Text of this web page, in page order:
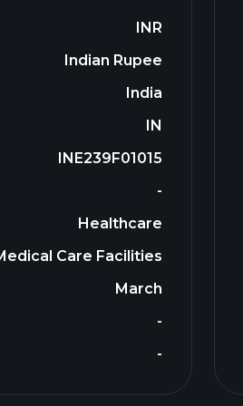
INR
Indian Rupee
India
IN
INE239F01015
-
Healthcare
Care Facilities
March
-
-